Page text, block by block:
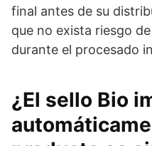
final antes de su
que no exista riesgo
durante el procesado
¿El sello Bio